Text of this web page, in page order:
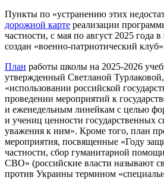
Пункты по «устранению этих
дорожной карте реализации
частности, с мая по август 2025 года
создан «военно-патриотический
План работы школы на 2025-2026
утвержденный Светланой
«использовании российской
проведении мероприятий к
и еженедельным линейкам с целью
и учениц ценности государственных
уважения к ним». Кроме того, план
мероприятия, посвященные «Году
частности, сбор гуманитарной
СВО» (российские власти называют
против Украины термином